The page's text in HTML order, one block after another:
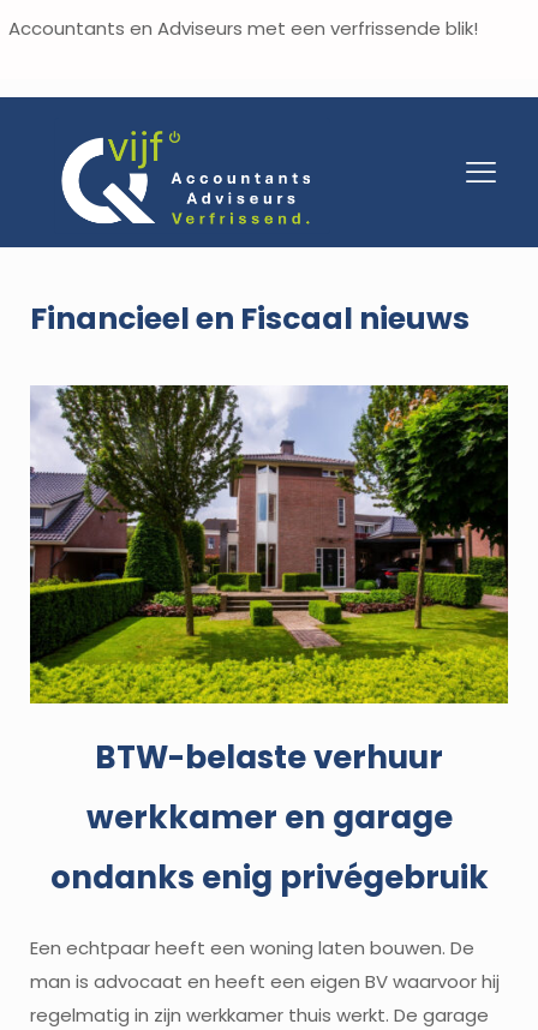
Accountants en Adviseurs met een verfrissende blik!
Financieel en Fiscaal nieuws
BTW-belaste verhuur
werkkamer en garage
ondanks enig privégebruik
Een echtpaar heeft een woning laten bouwen. De
man is advocaat en heeft een eigen BV waarvoor hij
regelmatig in zijn werkkamer thuis werkt. De garage